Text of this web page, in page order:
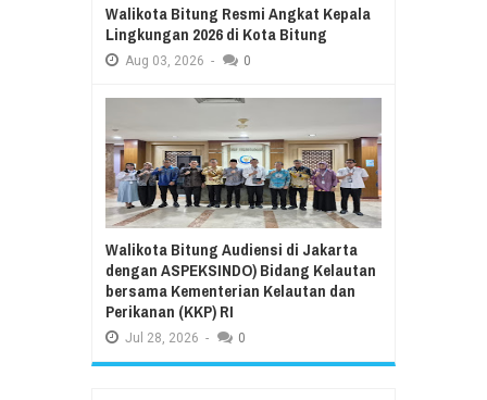
Walikota Bitung Resmi Angkat Kepala
Lingkungan 2026 di Kota Bitung
Aug 03, 2026 - 0
Walikota Bitung Audiensi di Jakarta
dengan ASPEKSINDO) Bidang Kelautan
bersama Kementerian Kelautan dan
Perikanan (KKP) RI
Jul 28, 2026 - 0